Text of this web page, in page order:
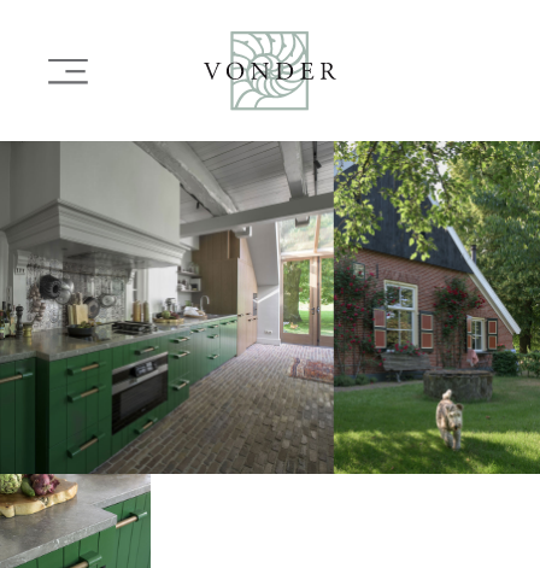
NAAR
INHOUD
Main
IMAGE